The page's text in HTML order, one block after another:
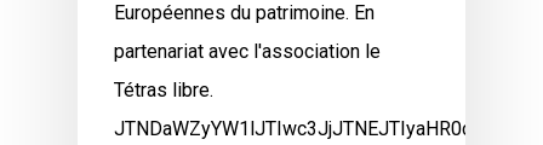
Européennes du patrimoine. En
partenariat avec l'association le
Tétras libre.